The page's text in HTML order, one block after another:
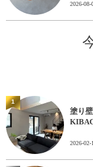
2026-08-
塗り
2026-02-
1